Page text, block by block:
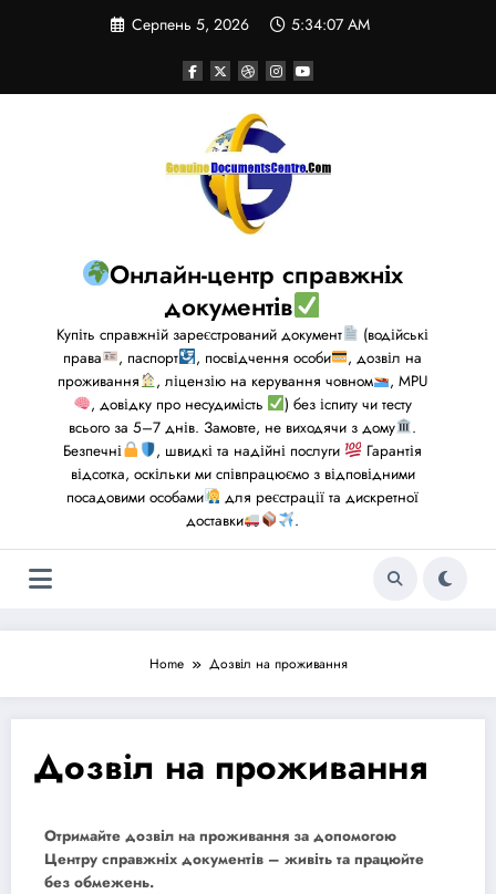
Серпень 5, 2026 5:34:07 AM
Онлайн-центр справжніх
документів
Купіть справжній зареєстрований документ
(водійські
права
, паспорт , посвідчення особи
, дозвіл на
проживання
, ліцензію на керування човном
, MPU
, довідку про несудимість
) без іспиту чи тесту
всього за 5–7 днів. Замовте, не виходячи з дому
.
Безпечні
, швидкі та надійні послуги
Гарантія
відсотка, оскільки ми співпрацюємо з відповідними
посадовими особами
для реєстрації та дискретної
доставки
.
Home Дозвіл на проживання
Дозвіл на проживання
Отримайте дозвіл на проживання за допомогою
Центру справжніх документів – живіть та працюйте
без обмежень.